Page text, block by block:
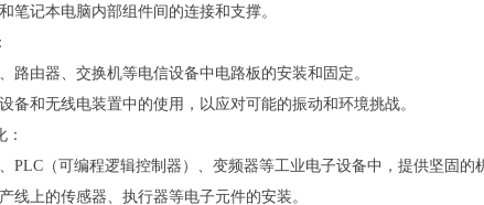
笔记本电脑内部组件间的连接和支撑。
路由器、交换机等电信设备中电路板的安装和固定。
备和无线电装置中的使用，以应对可能的振动和环境挑战。
PLC（可编程逻辑控制器）、变频器等工业电子设备中，提供坚固的
线上的传感器、执行器等电子元件的安装。